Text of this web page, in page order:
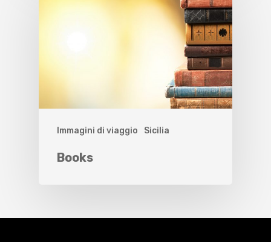
Immagini di viaggio Sicilia
Books